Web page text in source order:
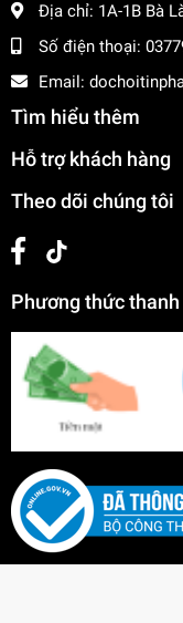
Địa chỉ: 1A-1B Bà
Số điện thoại:
Email:
Tìm hiểu thêm
Hỗ trợ khách hàng
Theo dõi chúng tôi
Phương thức